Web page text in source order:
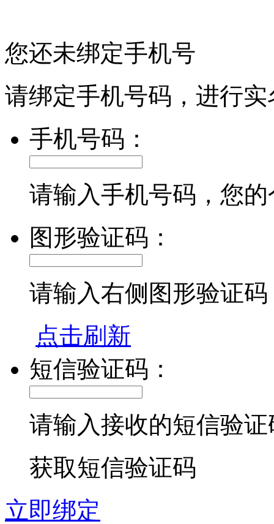
您还未绑定手机号
请绑定手机号码，进行
手机号码：
请输入手机号码，您
图形验证码：
请输入右侧图形验证码
点击刷新
短信验证码：
请输入接收的短信验证
获取短信验证码
立即绑定